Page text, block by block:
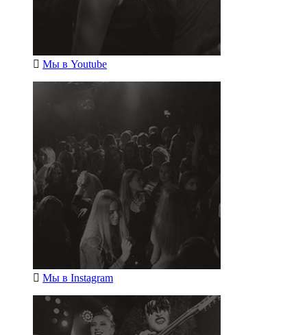
Мы в Youtube
Мы в Instagram